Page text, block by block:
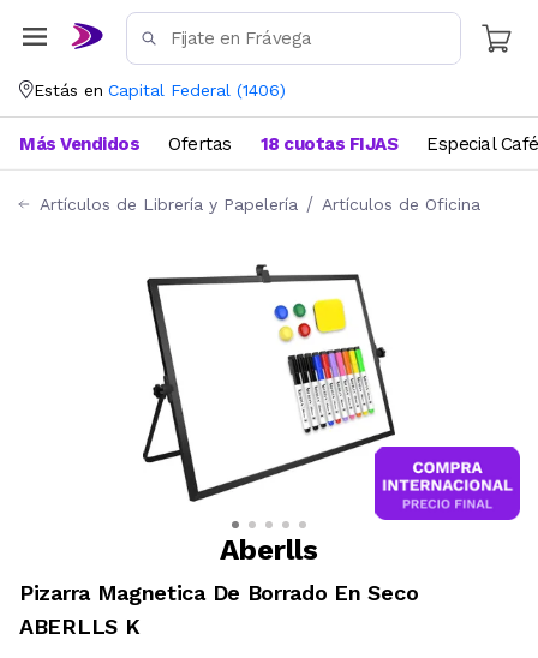
Estás en Capital Federal (1406)
Más Vendidos Ofertas 18 cuotas FIJAS Especial Café
Artículos de Librería y Papelería Artículos de Oficina
Aberlls
Pizarra Magnetica De Borrado En Seco
ABERLLS K